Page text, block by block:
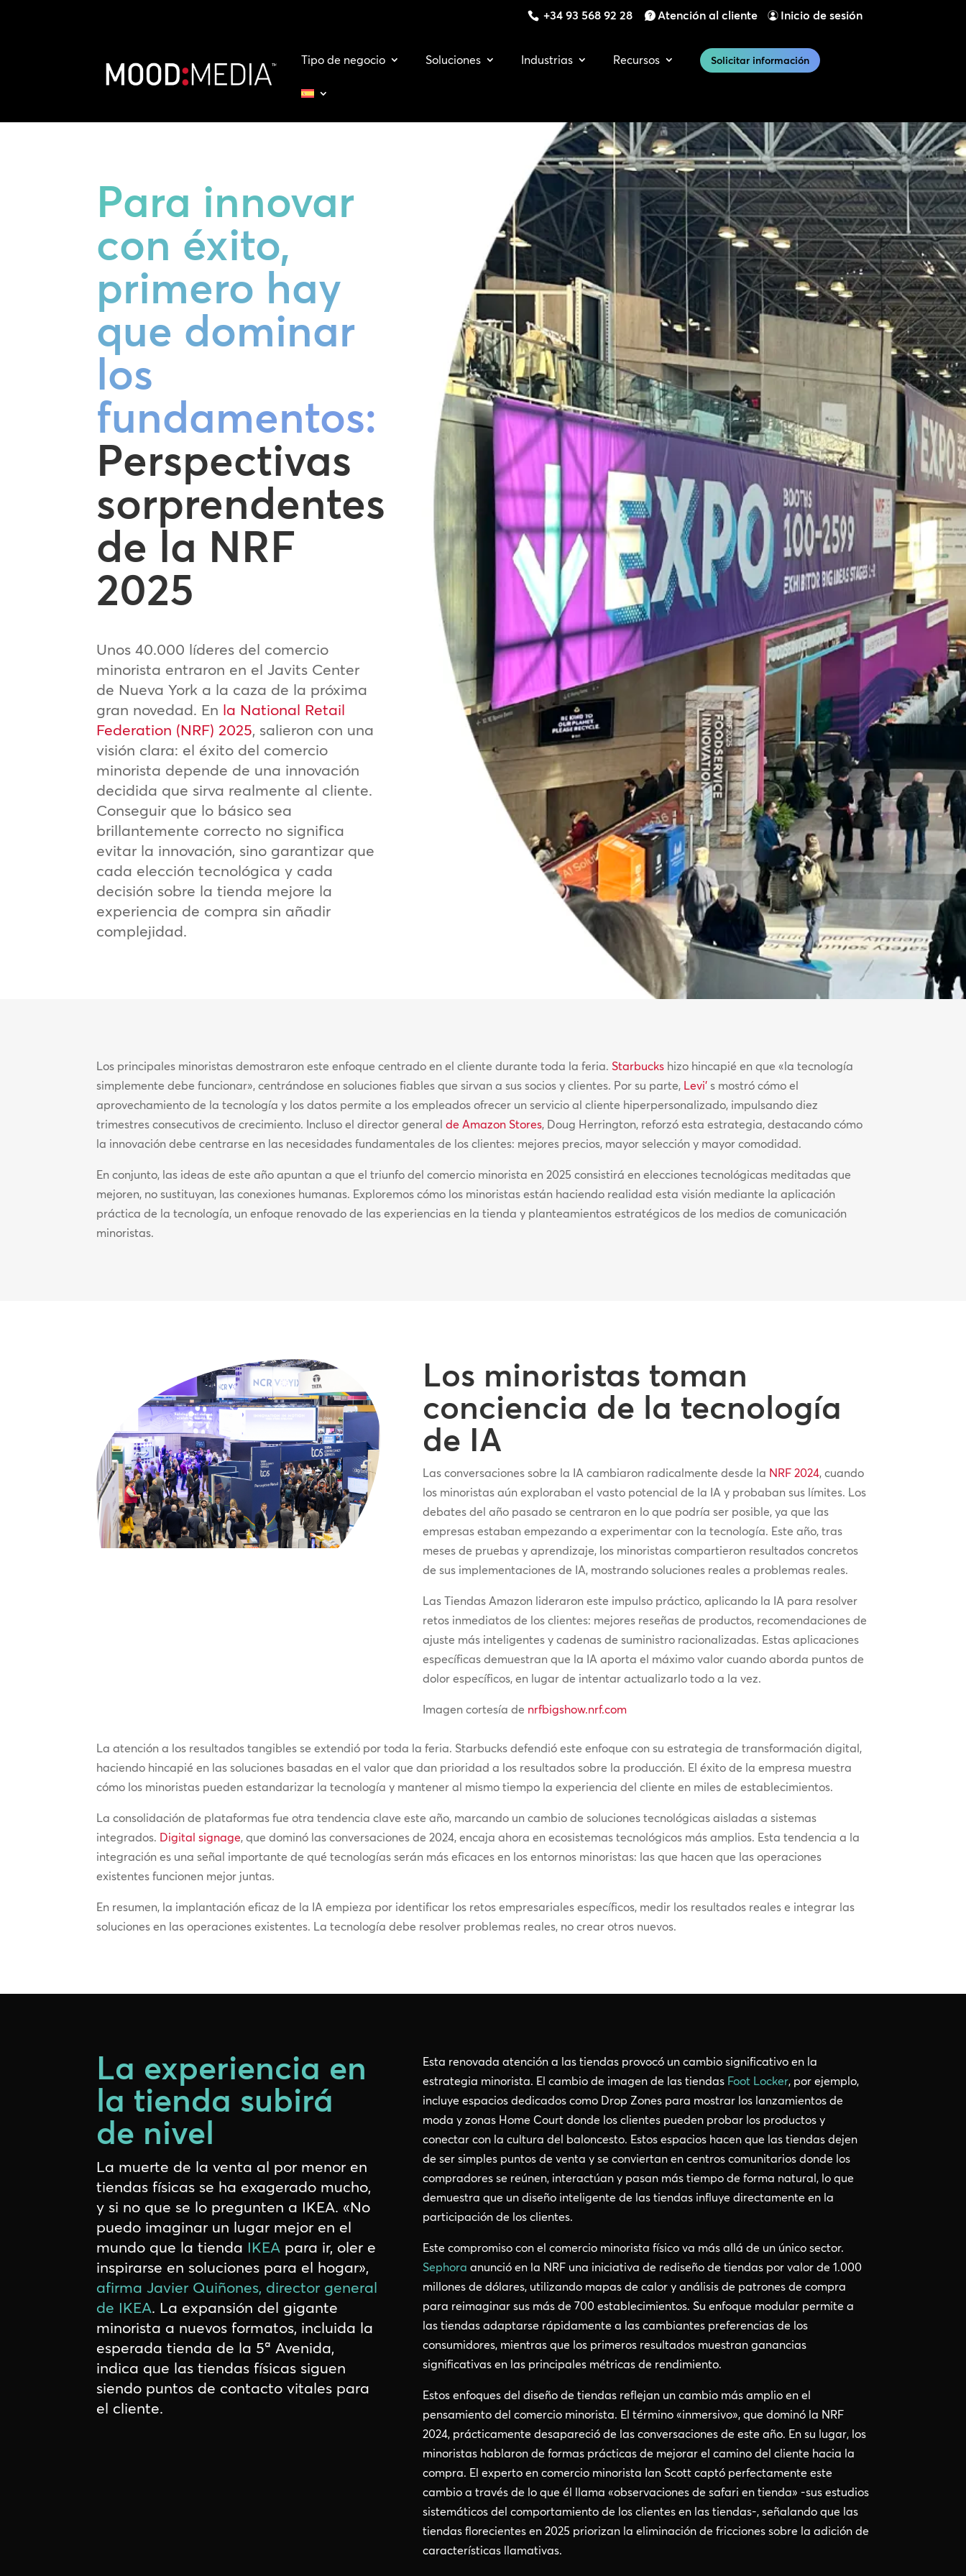
+34 93 568 92 28 Atención al cliente Inicio de sesión
Tipo de negocio Soluciones Industrias Recursos Solicitar información
Para innovar
con éxito,
primero hay
que dominar
los
fundamentos:
Perspectivas
sorprendentes
de la NRF
2025
Unos 40.000 líderes del comercio
minorista entraron en el Javits Center
de Nueva York a la caza de la próxima
gran novedad. En la National Retail
Federation (NRF) 2025, salieron con una
visión clara: el éxito del comercio
minorista depende de una innovación
decidida que sirva realmente al cliente.
Conseguir que lo básico sea
brillantemente correcto no significa
evitar la innovación, sino garantizar que
cada elección tecnológica y cada
decisión sobre la tienda mejore la
experiencia de compra sin añadir
complejidad.
Los principales minoristas demostraron este enfoque centrado en el cliente durante toda la feria.Starbucks hizo hincapié en que «la tecnología
simplemente debe funcionar», centrándose en soluciones fiables que sirvan a sus socios y clientes. Por su parte, Levi’ s mostró cómo el
aprovechamiento de la tecnología y los datos permite a los empleados ofrecer un servicio al cliente hiperpersonalizado, impulsando diez
trimestres consecutivos de crecimiento. Incluso el director generalde Amazon Stores, Doug Herrington, reforzó esta estrategia, destacando cómo
la innovación debe centrarse en las necesidades fundamentales de los clientes: mejores precios, mayor selección y mayor comodidad.
En conjunto, las ideas de este año apuntan a que el triunfo del comercio minorista en 2025 consistirá en elecciones tecnológicas meditadas que
mejoren, no sustituyan, las conexiones humanas. Exploremos cómo los minoristas están haciendo realidad esta visión mediante la aplicación
práctica de la tecnología, un enfoque renovado de las experiencias en la tienda y planteamientos estratégicos de los medios de comunicación
minoristas.
Los minoristas toman
conciencia de la tecnología
de IA
Las conversaciones sobre la IA cambiaron radicalmente desde la NRF 2024, cuando
los minoristas aún exploraban el vasto potencial de la IA y probaban sus límites. Los
debates del año pasado se centraron en lo que podría ser posible, ya que las
empresas estaban empezando a experimentar con la tecnología. Este año, tras
meses de pruebas y aprendizaje, los minoristas compartieron resultados concretos
de sus implementaciones de IA, mostrando soluciones reales a problemas reales.
Las Tiendas Amazon lideraron este impulso práctico, aplicando la IA para resolver
retos inmediatos de los clientes: mejores reseñas de productos, recomendaciones de
ajuste más inteligentes y cadenas de suministro racionalizadas. Estas aplicaciones
específicas demuestran que la IA aporta el máximo valor cuando aborda puntos de
dolor específicos, en lugar de intentar actualizarlo todo a la vez.
Imagen cortesía de nrfbigshow.nrf.com
La atención a los resultados tangibles se extendió por toda la feria. Starbucks defendió este enfoque con su estrategia de transformación digital,
haciendo hincapié en las soluciones basadas en el valor que dan prioridad a los resultados sobre la producción. El éxito de la empresa muestra
cómo los minoristas pueden estandarizar la tecnología y mantener al mismo tiempo la experiencia del cliente en miles de establecimientos.
La consolidación de plataformas fue otra tendencia clave este año, marcando un cambio de soluciones tecnológicas aisladas a sistemas
integrados. Digital signage, que dominó las conversaciones de 2024, encaja ahora en ecosistemas tecnológicos más amplios. Esta tendencia a la
integración es una señal importante de qué tecnologías serán más eficaces en los entornos minoristas: las que hacen que las operaciones
existentes funcionen mejor juntas.
En resumen, la implantación eficaz de la IA empieza por identificar los retos empresariales específicos, medir los resultados reales e integrar las
soluciones en las operaciones existentes. La tecnología debe resolver problemas reales, no crear otros nuevos.
La experiencia en
la tienda subirá
de nivel
La muerte de la venta al por menor en
tiendas físicas se ha exagerado mucho,
y si no que se lo pregunten a IKEA. «No
puedo imaginar un lugar mejor en el
mundo que la tienda IKEA para ir, oler e
inspirarse en soluciones para el hogar»,
afirma Javier Quiñones, director general
de IKEA. La expansión del gigante
minorista a nuevos formatos, incluida la
esperada tienda de la 5ª Avenida,
indica que las tiendas físicas siguen
siendo puntos de contacto vitales para
el cliente.
Esta renovada atención a las tiendas provocó un cambio significativo en la
estrategia minorista. El cambio de imagen de las tiendas Foot Locker, por ejemplo,
incluye espacios dedicados como Drop Zones para mostrar los lanzamientos de
moda y zonas Home Court donde los clientes pueden probar los productos y
conectar con la cultura del baloncesto. Estos espacios hacen que las tiendas dejen
de ser simples puntos de venta y se conviertan en centros comunitarios donde los
compradores se reúnen, interactúan y pasan más tiempo de forma natural, lo que
demuestra que un diseño inteligente de las tiendas influye directamente en la
participación de los clientes.
Este compromiso con el comercio minorista físico va más allá de un único sector.
Sephora anunció en la NRF una iniciativa de rediseño de tiendas por valor de 1.000
millones de dólares, utilizando mapas de calor y análisis de patrones de compra
para reimaginar sus más de 700 establecimientos. Su enfoque modular permite a
las tiendas adaptarse rápidamente a las cambiantes preferencias de los
consumidores, mientras que los primeros resultados muestran ganancias
significativas en las principales métricas de rendimiento.
Estos enfoques del diseño de tiendas reflejan un cambio más amplio en el
pensamiento del comercio minorista. El término «inmersivo», que dominó la NRF
2024, prácticamente desapareció de las conversaciones de este año. En su lugar, los
minoristas hablaron de formas prácticas de mejorar el camino del cliente hacia la
compra. El experto en comercio minorista Ian Scott captó perfectamente este
cambio a través de lo que él llama «observaciones de safari en tienda» -sus estudios
sistemáticos del comportamiento de los clientes en las tiendas-, señalando que las
tiendas florecientes en 2025 priorizan la eliminación de fricciones sobre la adición de
características llamativas.